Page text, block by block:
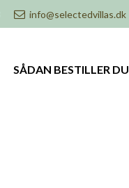
info@selectedvillas.dk
SÅDAN BESTILLER DU